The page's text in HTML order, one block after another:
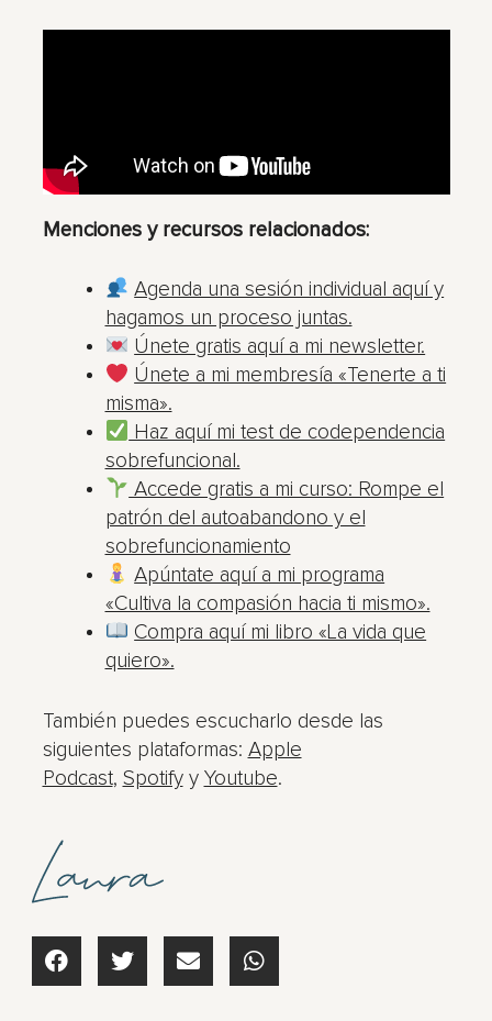
Menciones y recursos relacionados:
Agenda una sesión individual aquí y
hagamos un proceso juntas.
Únete gratis aquí a mi newsletter.
Únete a mi membresía «Tenerte a ti
misma».
Haz aquí mi test de codependencia
sobrefuncional.
Accede gratis a mi curso: Rompe el
patrón del autoabandono y el
sobrefuncionamiento
Apúntate aquí a mi programa
«Cultiva la compasión hacia ti mismo».
Compra aquí mi libro «La vida que
quiero».
También puedes escucharlo desde las
siguientes plataformas: Apple
Podcast, Spotifyy Youtube.